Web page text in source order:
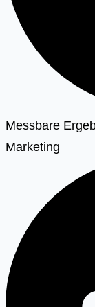
Messbare
Marketing